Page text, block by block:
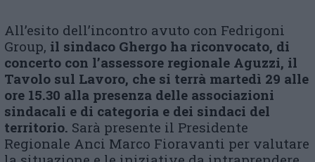
All’esito dell’incontro avuto con Fedrigoni
Group, il sindaco Ghergo ha riconvocato, di
concerto con l’assessore regionale Aguzzi, il
Tavolo sul Lavoro, che si terrà martedì 29 alle
ore 15.30 alla presenza delle associazioni
sindacali e di categoria e dei sindaci del
territorio. Sarà presente il Presidente
Regionale Anci Marco Fioravanti per valutare